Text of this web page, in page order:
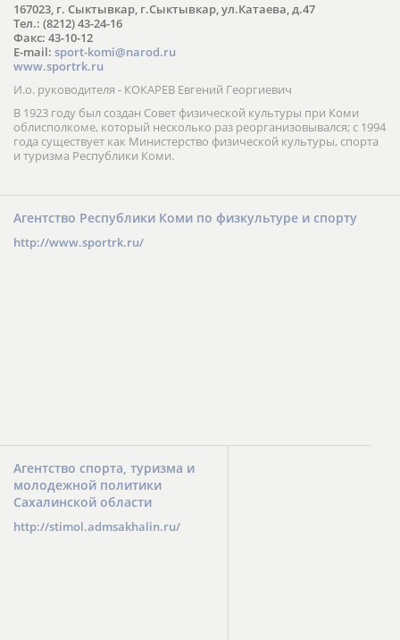
167023, г. Сыктывкар, г.Сыктывкар, ул.Катаева, д.47
Тел.: (8212) 43-24-16
Факс: 43-10-12
E-mail: sport-komi@narod.ru
www.sportrk.ru
И.о. руководителя - КОКАРЕВ Евгений Георгиевич
В 1923 году был создан Совет физической культуры при Коми
облисполкоме, который несколько раз реорганизовывался; с 1994
года существует как Министерство физической культуры, спорта
и туризма Республики Коми.
Агентство Республики Коми по физкультуре и спорту
http://www.sportrk.ru/
Агентство спорта, туризма и
молодежной политики
Сахалинской области
http://stimol.admsakhalin.ru/